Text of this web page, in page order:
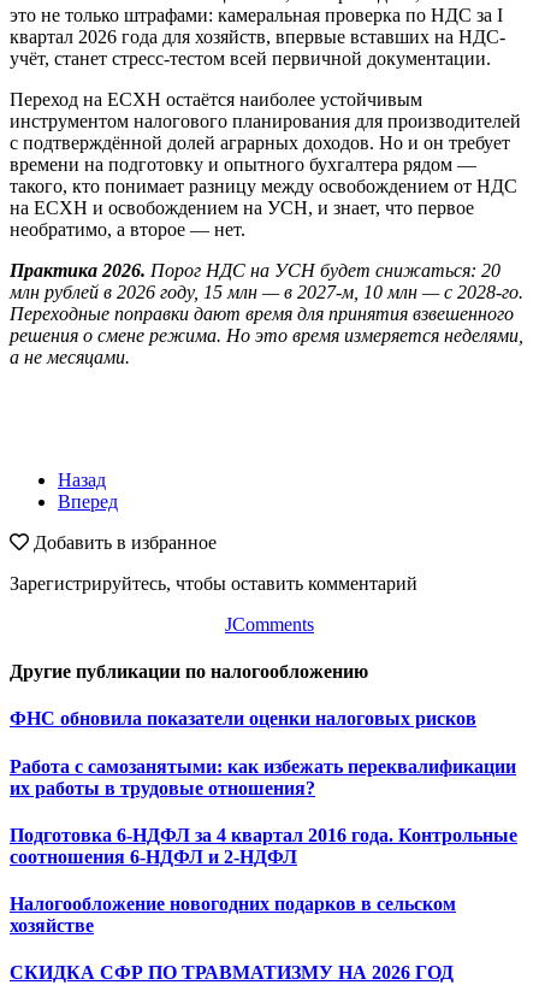
это не только штрафами: камеральная проверка по НДС за I
квартал 2026 года для хозяйств, впервые вставших на НДС-
учёт, станет стресс-тестом всей первичной документации.
Переход на ЕСХН остаётся наиболее устойчивым
инструментом налогового планирования для производителей
с подтверждённой долей аграрных доходов. Но и он требует
времени на подготовку и опытного бухгалтера рядом —
такого, кто понимает разницу между освобождением от НДС
на ЕСХН и освобождением на УСН, и знает, что первое
необратимо, а второе — нет.
Практика 2026. Порог НДС на УСН будет снижаться: 20
млн рублей в 2026 году, 15 млн — в 2027-м, 10 млн — с 2028-го.
Переходные поправки дают время для принятия взвешенного
решения о смене режима. Но это время измеряется неделями,
а не месяцами.
Назад
Вперед
Добавить в избранное
Зарегистрируйтесь, чтобы оставить комментарий
JComments
Другие публикации по налогообложению
ФНС обновила показатели оценки налоговых рисков
Работа с самозанятыми: как избежать переквалификации
их работы в трудовые отношения?
Подготовка 6-НДФЛ за 4 квартал 2016 года. Контрольные
соотношения 6-НДФЛ и 2-НДФЛ
Налогообложение новогодних подарков в сельском
хозяйстве
СКИДКА СФР ПО ТРАВМАТИЗМУ НА 2026 ГОД